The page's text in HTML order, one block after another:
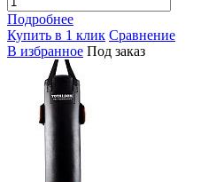
Подробнее
Купить в 1 клик Сравнение
В избранное Под заказ